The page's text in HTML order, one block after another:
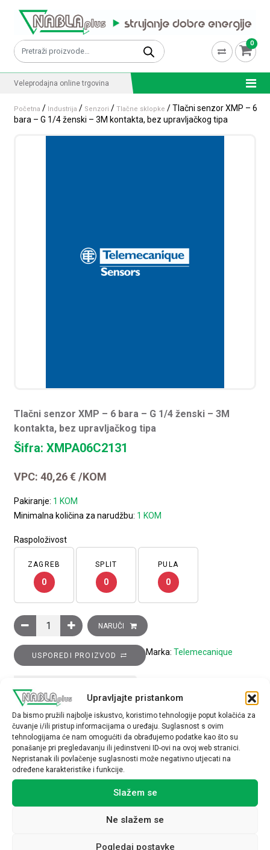
Upravljajte pristankom
Da bismo pružili najbolje iskustvo, koristimo tehnologije poput kolačića za
čuvanje i/ili pristup informacijama o uređaju. Suglasnost s ovim
tehnologijama će nam omogućiti da obrađujemo podatke kao što su
ponašanje pri pregledavanju ili jedinstveni ID-ovi na ovoj web stranici.
Nepristanak ili povlačenje suglasnosti može negativno utjecati na
određene karakteristike i funkcije.
Slažem se
Ne slažem se
Pogledaj postavke
Pretraži: 0
Veleprodajna online trgovina
Početna / Industrija / Senzori /Tlačne sklopke / Tlačni senzor XMP – 6
bara – G 1/4 ženski – 3M kontakta, bez upravljačkog tipa
Tlačni senzor XMP – 6 bara – G 1/4 ženski – 3M
kontakta, bez upravljačkog tipa
Šifra: XMPA06C2131
VPC:40,26€ /KOM
Pakiranje: 1 KOM
Minimalna količina za narudžbu: 1 KOM
Raspoloživost
ZAGREB
0
SPLIT
0
PULA
0
Tlačni senzor XMP – 6 bara – G 1/4 ženski – 3M kontakta,
NARUČI
USPOREDI PROIZVOD Marka: Telemecanique
TEHNIČKE SPECIFIKACIJE
Povezani proizvodi